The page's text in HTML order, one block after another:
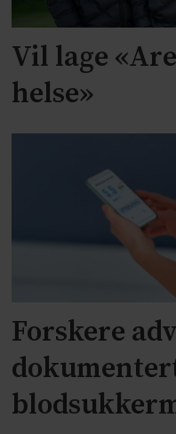
Vil lage
helse»
Forskere